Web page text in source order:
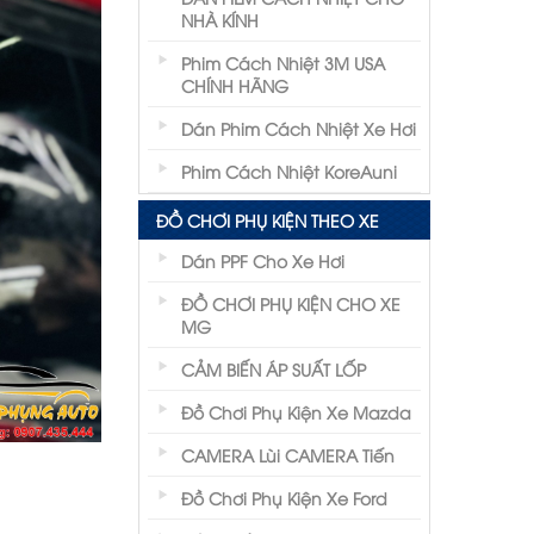
NHÀ KÍNH
Phim Cách Nhiệt 3M USA
CHÍNH HÃNG
Dán Phim Cách Nhiệt Xe Hơi
Phim Cách Nhiệt KoreAuni
ĐỒ CHƠI PHỤ KIỆN THEO XE
Dán PPF Cho Xe Hơi
ĐỒ CHƠI PHỤ KIỆN CHO XE
MG
CẢM BIẾN ÁP SUẤT LỐP
Đồ Chơi Phụ Kiện Xe Mazda
CAMERA Lùi CAMERA Tiến
Đồ Chơi Phụ Kiện Xe Ford